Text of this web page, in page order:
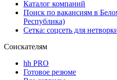
Каталог компаний
Поиск по вакансиям в
Республика)
Сетка: соцсеть для
Соискателям
hh PRO
Готовое резюме